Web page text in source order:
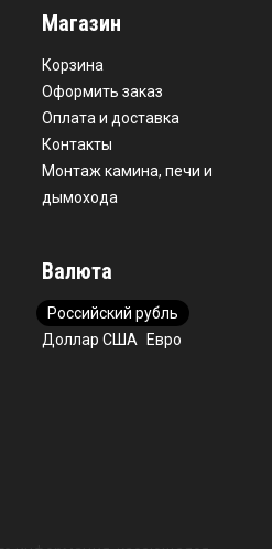
Магазин
Корзина
Оформить заказ
Оплата и доставка
Контакты
Монтаж камина, печи и
дымохода
Валюта
Российский рубль
Доллар США
Евро